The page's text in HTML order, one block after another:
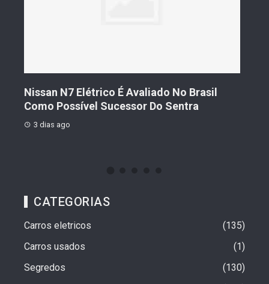
Nissan N7 Elétrico É Avaliado No Brasil
Como Possível Sucessor Do Sentra
3 dias ago
CATEGORIAS
Carros eletricos
135
Carros usados
1
Segredos
130